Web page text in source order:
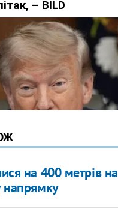
на 400 метрів на
напрямку